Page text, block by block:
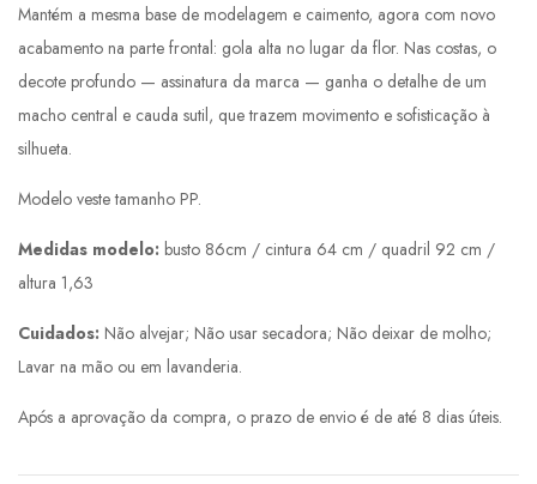
Mantém a mesma base de modelagem e caimento, agora com novo
acabamento na parte frontal: gola alta no lugar da flor. Nas costas, o
decote profundo — assinatura da marca — ganha o detalhe de um
macho central e cauda sutil, que trazem movimento e sofisticação à
silhueta.
Modelo veste tamanho PP.
Medidas modelo: busto 86cm / cintura 64 cm / quadril 92 cm /
altura 1,63
Cuidados: Não alvejar; Não usar secadora; Não deixar de molho;
Lavar na mão ou em lavanderia.
Após a aprovação da compra, o prazo de envio é de até 8 dias úteis.